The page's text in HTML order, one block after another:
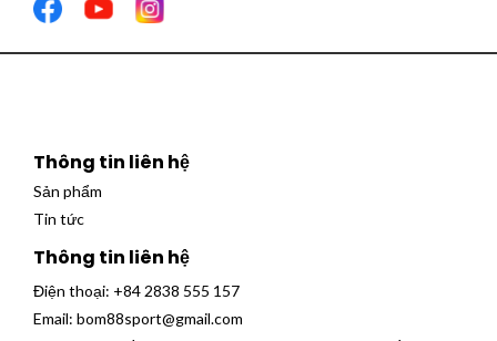
Thông tin liên hệ
Sản phẩm
Tin tức
Thông tin liên hệ
Điện thoại: +84 2838 555 157
Email: bom88sport@gmail.com